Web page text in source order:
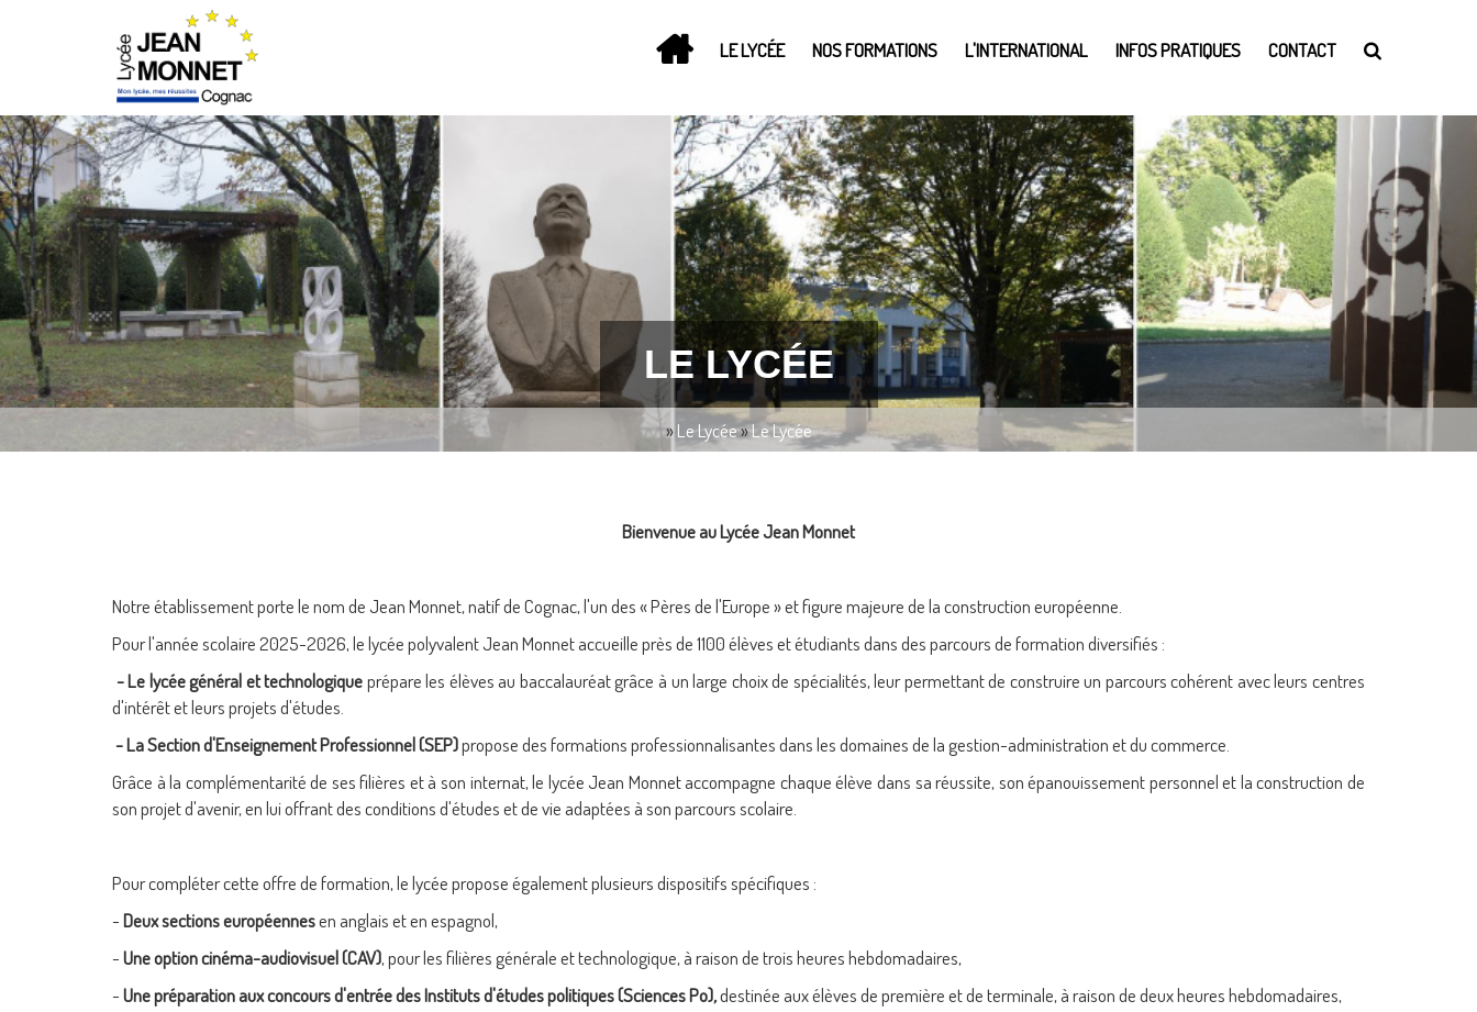
LE LYCÉE NOS FORMATIONS L'INTERNATIONAL INFOS PRATIQUES CONTACT
LE LYCÉE
»Le Lycée»Le Lycée
Bienvenue au Lycée Jean Monnet
Notre établissement porte le nom de Jean Monnet, natif de Cognac, l'un des « Pères de l'Europe » et figure majeure de la construction européenne.
Pour l'année scolaire 2025-2026, le lycée polyvalent Jean Monnet accueille près de 1100 élèves et étudiants dans des parcours de formation diversifiés :
- Le lycée général et technologiqueprépare les élèves au baccalauréat grâce à un large choix de spécialités, leur permettant de construire un parcours cohérent avec leurs centres
d'intérêt et leurs projets d'études.
- La Section d'Enseignement Professionnel (SEP)propose des formations professionnalisantes dans les domaines de la gestion-administration et du commerce.
Grâce à la complémentarité de ses filières et à son internat, le lycée Jean Monnet accompagne chaque élève dans sa réussite, son épanouissement personnel et la construction de
son projet d'avenir, en lui offrant des conditions d'études et de vie adaptées à son parcours scolaire.
Pour compléter cette offre de formation, le lycée propose également plusieurs dispositifs spécifiques :
-Deux sections européennesen anglais et en espagnol,
-Une option cinéma-audiovisuel (CAV), pour les filières générale et technologique, à raison de trois heures hebdomadaires,
-Une préparation aux concours d'entrée des Instituts d'études politiques (Sciences Po),destinée aux élèves de première et de terminale, à raison de deux heures hebdomadaires,